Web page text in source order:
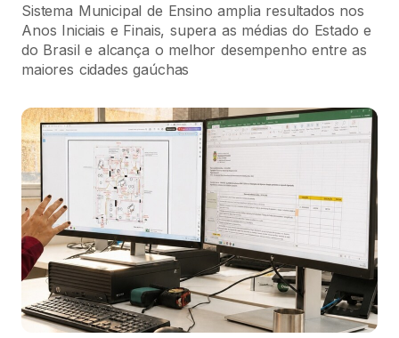
Sistema Municipal de Ensino amplia resultados nos
Anos Iniciais e Finais, supera as médias do Estado e
do Brasil e alcança o melhor desempenho entre as
maiores cidades gaúchas